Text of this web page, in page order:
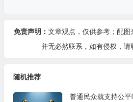
免责声明： 文章观点，仅供参考；配
并无必然联系，如有侵权，请
随机推荐
普通民众就支持公平